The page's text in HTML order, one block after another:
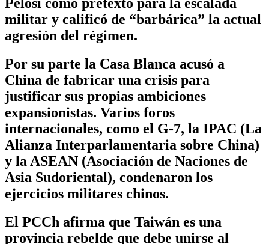
militar y calificó de “barbárica” la actual
agresión del régimen.
Por su parte la Casa Blanca acusó a
China de fabricar una crisis para
justificar sus propias ambiciones
expansionistas. Varios foros
internacionales, como el G-7, la IPAC (La
Alianza Interparlamentaria sobre China)
y la ASEAN (Asociación de Naciones de
Asia Sudoriental), condenaron los
ejercicios militares chinos.
El PCCh afirma que Taiwán es una
provincia rebelde que debe unirse al